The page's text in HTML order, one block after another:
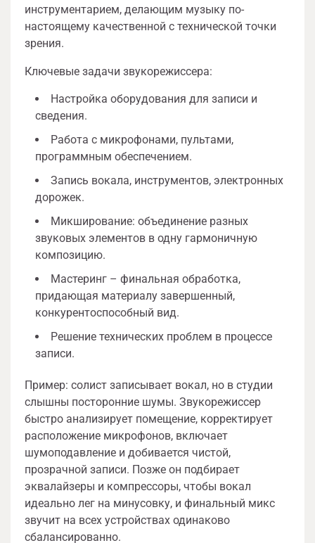
инструментарием, делающим музыку по-
настоящему качественной с технической точки
зрения.
Ключевые задачи звукорежиссера:
Настройка оборудования для записи и
сведения.
Работа с микрофонами, пультами,
программным обеспечением.
Запись вокала, инструментов, электронных
дорожек.
Микширование: объединение разных
звуковых элементов в одну гармоничную
композицию.
Мастеринг – финальная обработка,
придающая материалу завершенный,
конкурентоспособный вид.
Решение технических проблем в процессе
записи.
Пример: солист записывает вокал, но в студии
слышны посторонние шумы. Звукорежиссер
быстро анализирует помещение, корректирует
расположение микрофонов, включает
шумоподавление и добивается чистой,
прозрачной записи. Позже он подбирает
эквалайзеры и компрессоры, чтобы вокал
идеально лег на минусовку, и финальный микс
звучит на всех устройствах одинаково
сбалансированно.